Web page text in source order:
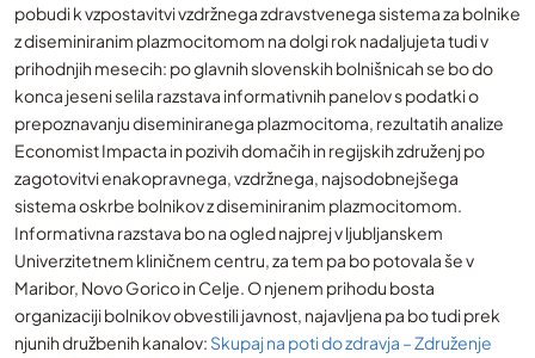
pobudi k vzpostavitvi vzdržnega zdravstvenega sistema za bolnike
z diseminiranim plazmocitomom na dolgi rok nadaljujeta tudi v
prihodnjih mesecih: po glavnih slovenskih bolnišnicah se bo do
konca jeseni selila razstava informativnih panelov s podatki o
prepoznavanju diseminiranega plazmocitoma, rezultatih analize
Economist Impacta in pozivih domačih in regijskih združenj po
zagotovitvi enakopravnega, vzdržnega, najsodobnejšega
sistema oskrbe bolnikov z diseminiranim plazmocitomom.
Informativna razstava bo na ogled najprej v ljubljanskem
Univerzitetnem kliničnem centru, za tem pa bo potovala še v
Maribor, Novo Gorico in Celje. O njenem prihodu bosta
organizaciji bolnikov obvestili javnost, najavljena pa bo tudi prek
njunih družbenih kanalov: Skupaj na poti do zdravja – Združenje